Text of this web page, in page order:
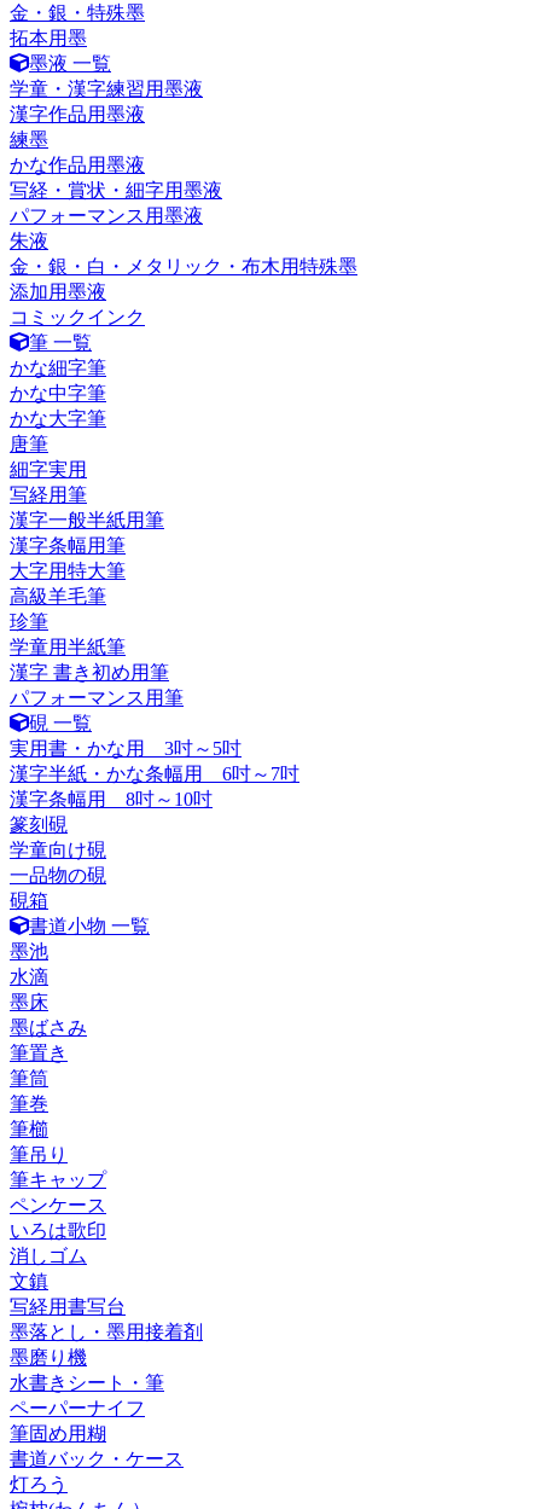
金・銀・特殊墨
拓本用墨
墨液 一覧
学童・漢字練習用墨液
漢字作品用墨液
練墨
かな作品用墨液
写経・賞状・細字用墨液
パフォーマンス用墨液
朱液
金・銀・白・メタリック・布木用特殊墨
添加用墨液
コミックインク
筆 一覧
かな細字筆
かな中字筆
かな大字筆
唐筆
細字実用
写経用筆
漢字一般半紙用筆
漢字条幅用筆
大字用特大筆
高級羊毛筆
珍筆
学童用半紙筆
漢字 書き初め用筆
パフォーマンス用筆
硯 一覧
実用書・かな用 3吋～5吋
漢字半紙・かな条幅用 6吋～7吋
漢字条幅用 8吋～10吋
篆刻硯
学童向け硯
一品物の硯
硯箱
書道小物 一覧
墨池
水滴
墨床
墨ばさみ
筆置き
筆筒
筆巻
筆櫛
筆吊り
筆キャップ
ペンケース
いろは歌印
消しゴム
文鎮
写経用書写台
墨落とし・墨用接着剤
墨磨り機
水書きシート・筆
ペーパーナイフ
筆固め用糊
書道バック・ケース
灯ろう